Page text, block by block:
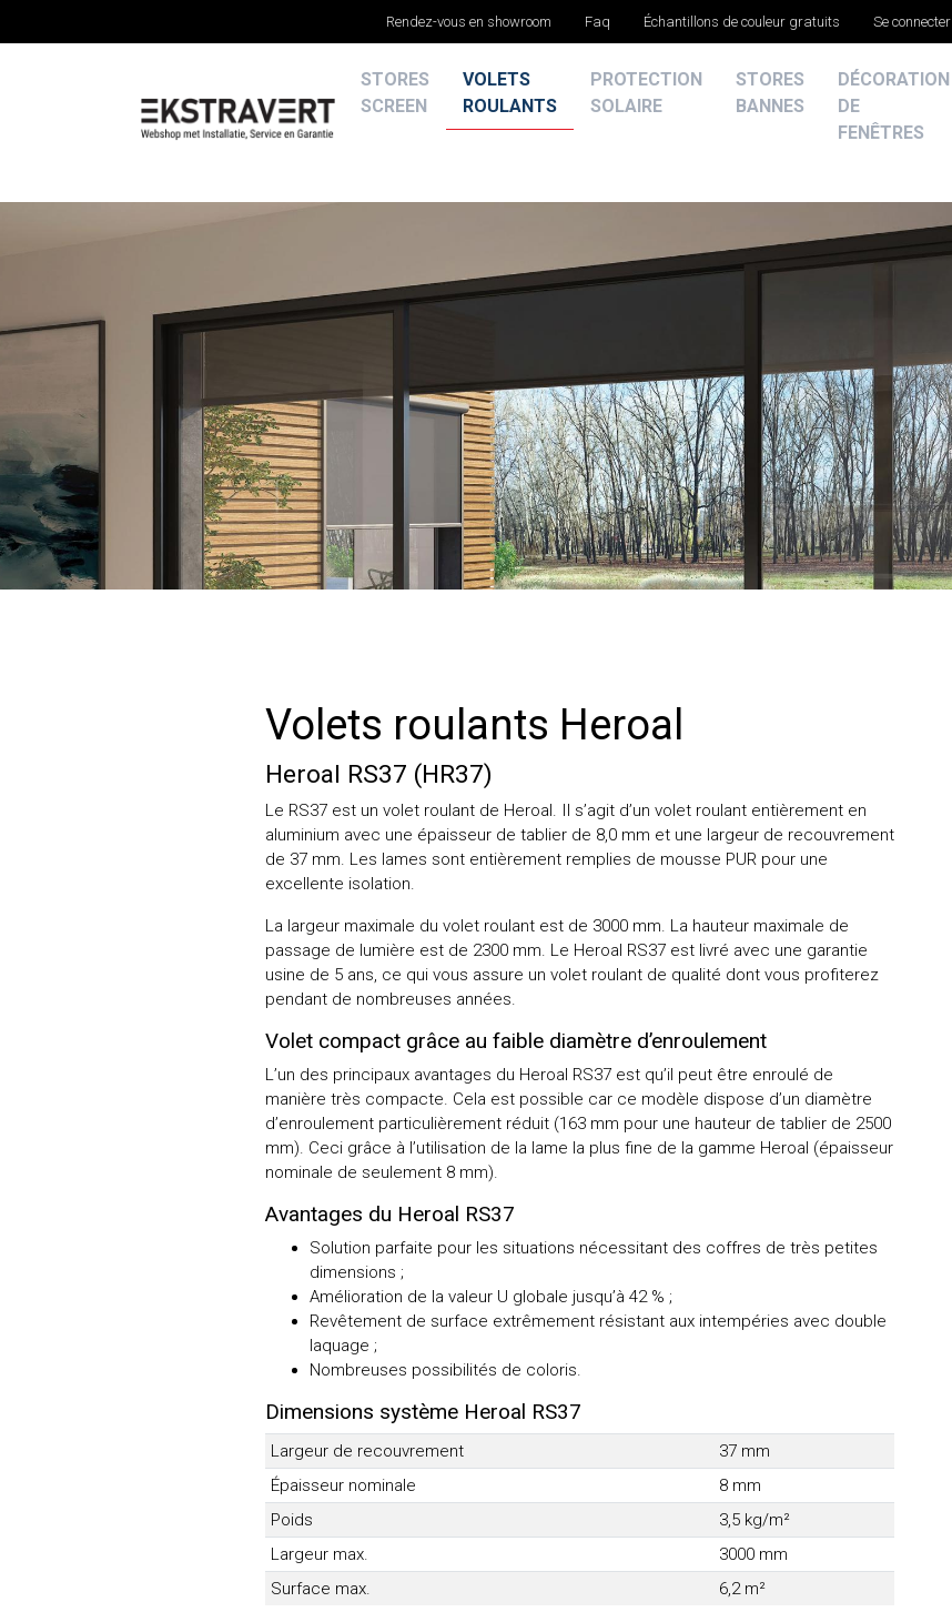
Rendez-vous en showroom Faq Échantillons de couleur gratuits Se connecter
STORES
SCREEN
VOLETS
ROULANTS
PROTECTION
SOLAIRE
STORES
BANNES
DÉCORATION
DE
FENÊTRES
Volets roulants Heroal
Heroal RS37 (HR37)
Le RS37 est un volet roulant de Heroal. Il s’agit d’un volet roulant entièrement en
aluminium avec une épaisseur de tablier de 8,0 mm et une largeur de recouvrement
de 37 mm. Les lames sont entièrement remplies de mousse PUR pour une
excellente isolation.
La largeur maximale du volet roulant est de 3000 mm. La hauteur maximale de
passage de lumière est de 2300 mm. Le Heroal RS37 est livré avec une garantie
usine de 5 ans, ce qui vous assure un volet roulant de qualité dont vous profiterez
pendant de nombreuses années.
Volet compact grâce au faible diamètre d’enroulement
L’un des principaux avantages du Heroal RS37 est qu’il peut être enroulé de
manière très compacte. Cela est possible car ce modèle dispose d’un diamètre
d’enroulement particulièrement réduit (163 mm pour une hauteur de tablier de 2500
mm). Ceci grâce à l’utilisation de la lame la plus fine de la gamme Heroal (épaisseur
nominale de seulement 8 mm).
Avantages du Heroal RS37
Solution parfaite pour les situations nécessitant des coffres de très petites
dimensions ;
Amélioration de la valeur U globale jusqu’à 42 % ;
Revêtement de surface extrêmement résistant aux intempéries avec double
laquage ;
Nombreuses possibilités de coloris.
Dimensions système Heroal RS37
Largeur de recouvrement
37 mm
Épaisseur nominale
8 mm
Poids
3,5 kg/m²
Largeur max.
3000 mm
Surface max.
6,2 m²